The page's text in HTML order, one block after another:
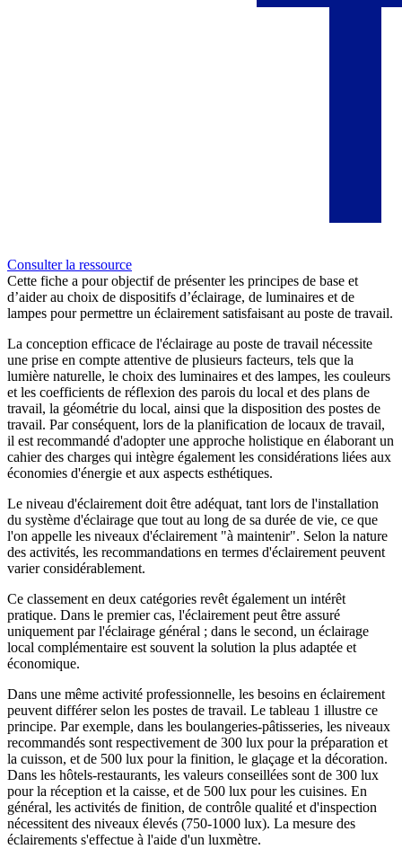
Consulter la ressource
Cette fiche a pour objectif de présenter les principes de base et
d’aider au choix de dispositifs d’éclairage, de luminaires et de
lampes pour permettre un éclairement satisfaisant au poste de travail.
La conception efficace de l'éclairage au poste de travail nécessite
une prise en compte attentive de plusieurs facteurs, tels que la
lumière naturelle, le choix des luminaires et des lampes, les couleurs
et les coefficients de réflexion des parois du local et des plans de
travail, la géométrie du local, ainsi que la disposition des postes de
travail. Par conséquent, lors de la planification de locaux de travail,
il est recommandé d'adopter une approche holistique en élaborant un
cahier des charges qui intègre également les considérations liées aux
économies d'énergie et aux aspects esthétiques.
Le niveau d'éclairement doit être adéquat, tant lors de l'installation
du système d'éclairage que tout au long de sa durée de vie, ce que
l'on appelle les niveaux d'éclairement "à maintenir". Selon la nature
des activités, les recommandations en termes d'éclairement peuvent
varier considérablement.
Ce classement en deux catégories revêt également un intérêt
pratique. Dans le premier cas, l'éclairement peut être assuré
uniquement par l'éclairage général ; dans le second, un éclairage
local complémentaire est souvent la solution la plus adaptée et
économique.
Dans une même activité professionnelle, les besoins en éclairement
peuvent différer selon les postes de travail. Le tableau 1 illustre ce
principe. Par exemple, dans les boulangeries-pâtisseries, les niveaux
recommandés sont respectivement de 300 lux pour la préparation et
la cuisson, et de 500 lux pour la finition, le glaçage et la décoration.
Dans les hôtels-restaurants, les valeurs conseillées sont de 300 lux
pour la réception et la caisse, et de 500 lux pour les cuisines. En
général, les activités de finition, de contrôle qualité et d'inspection
nécessitent des niveaux élevés (750-1000 lux). La mesure des
éclairements s'effectue à l'aide d'un luxmètre.